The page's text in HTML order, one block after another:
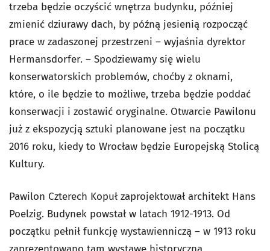
trzeba będzie oczyścić wnętrza budynku, później
zmienić dziurawy dach, by późną jesienią rozpocząć
prace w zadaszonej przestrzeni – wyjaśnia dyrektor
Hermansdorfer. – Spodziewamy się wielu
konserwatorskich problemów, choćby z oknami,
które, o ile będzie to możliwe, trzeba będzie poddać
konserwacji i zostawić oryginalne. Otwarcie Pawilonu
już z ekspozycją sztuki planowane jest na początku
2016 roku, kiedy to Wrocław będzie Europejską Stolicą
Kultury.
Pawilon Czterech Kopuł zaprojektował architekt Hans
Poelzig. Budynek powstał w latach 1912-1913. Od
początku pełnił funkcję wystawienniczą – w 1913 roku